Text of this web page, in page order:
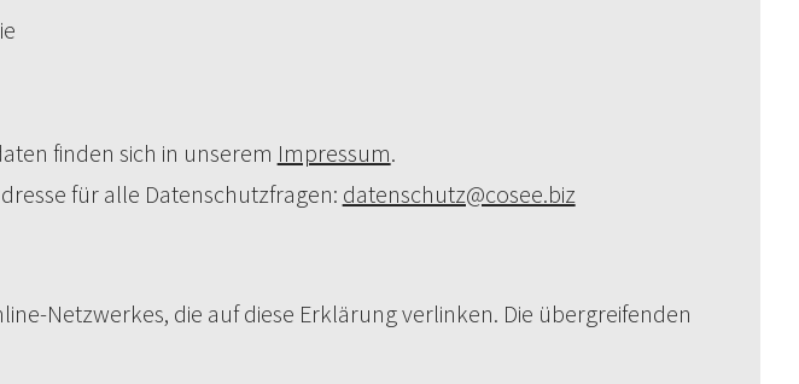
finden sich in unserem Impressum.
für alle Datenschutzfragen: datenschutz@cosee.biz
Netzwerkes, die auf diese Erklärung verlinken. Die übergreifenden